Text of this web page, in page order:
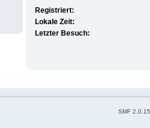
Registriert:
Lokale Zeit:
Letzter Besuch:
SMF 2.0.15